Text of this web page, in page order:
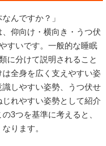
んですか？」
仰向け・横向き・うつ伏
すいです。一般的な睡眠
に分けて説明されること
全身を広く支えやすい姿
しやすい姿勢、うつ伏せ
れやすい姿勢として紹介
3つを基準に考えると、
ります。